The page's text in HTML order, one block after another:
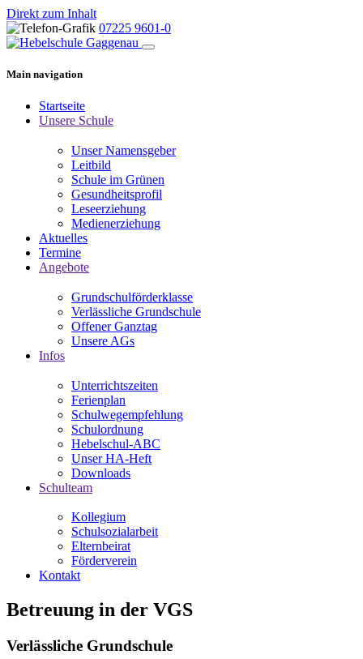
Direkt zum Inhalt
07225 9601-0
Main navigation
Startseite
Unsere Schule
Unser Namensgeber
Leitbild
Schule im Grünen
Gesundheitsprofil
Leseerziehung
Medienerziehung
Aktuelles
Termine
Angebote
Grundschulförderklasse
Verlässliche Grundschule
Offener Ganztag
Unsere AGs
Infos
Unterrichtszeiten
Ferienplan
Schulwegempfehlung
Schulordnung
Hebelschul-ABC
Unser HA-Heft
Downloads
Schulteam
Kollegium
Schulsozialarbeit
Elternbeirat
Förderverein
Kontakt
Betreuung in der VGS
Verlässliche Grundschule